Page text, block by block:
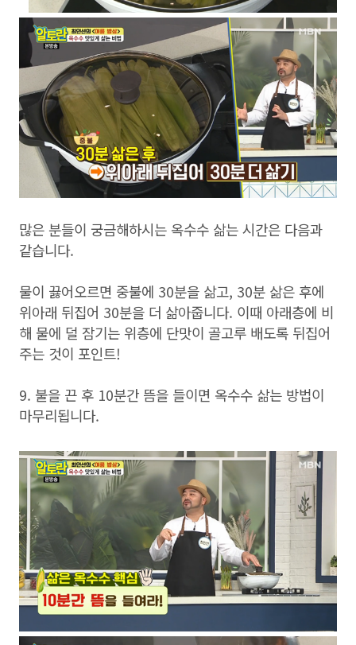
많은 분들이 궁금해하시는 옥수수 삶는 시간은 다음과
같습니다.
물이 끓어오르면 중불에 30분을 삶고, 30분 삶은 후에
위아래 뒤집어 30분을 더 삶아줍니다. 이때 아래층에 비
해 물에 덜 잠기는 위층에 단맛이 골고루 배도록 뒤집어
주는 것이 포인트!
9. 불을 끈 후 10분간 뜸을 들이면 옥수수 삶는 방법이
마무리됩니다.